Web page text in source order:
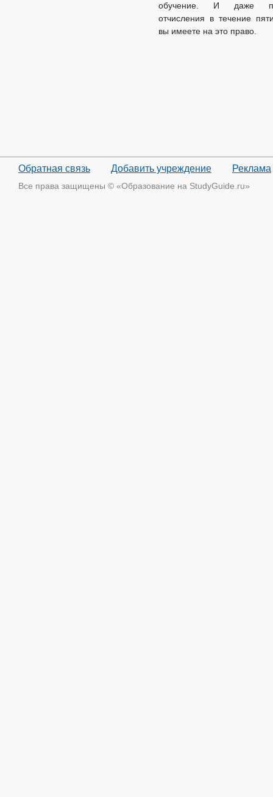
обучение. И даже
отчисления в течение
вы имеете на это право.
Обратная связь Добавить учреждение Реклама
Все права защищены © «Образование на StudyGuide.ru»